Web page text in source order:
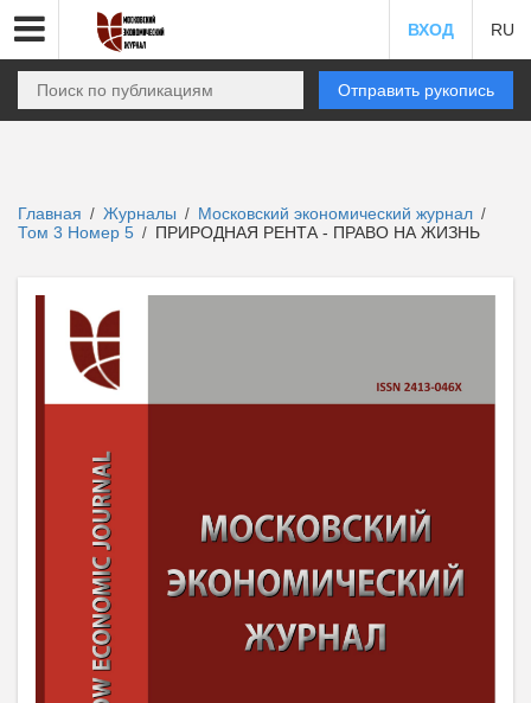
ВХОД RU
Отправить рукопись
Главная / Журналы / Московский экономический журнал /
Том 3 Номер 5 / ПРИРОДНАЯ РЕНТА - ПРАВО НА ЖИЗНЬ